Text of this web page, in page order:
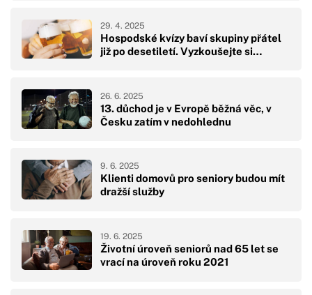
Hospodské kvízy baví skupiny přátel
již po desetiletí. Vyzkoušejte si…
29. 4. 2025
13. důchod je v Evropě běžná věc, v
Česku zatím v nedohlednu
26. 6. 2025
Klienti domovů pro seniory budou mít
dražší služby
9. 6. 2025
Životní úroveň seniorů nad 65 let se
vrací na úroveň roku 2021
19. 6. 2025